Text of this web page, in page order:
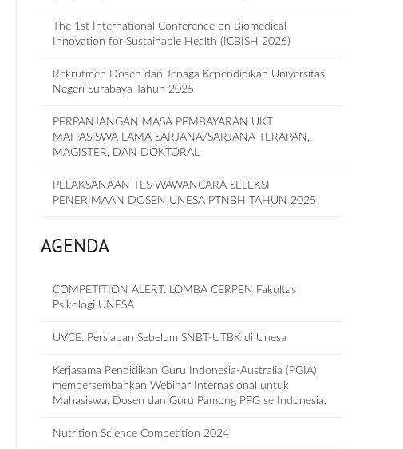
The 1st International Conference on Biomedical
Innovation for Sustainable Health (ICBISH 2026)
Rekrutmen Dosen dan Tenaga Kependidikan Universitas
Negeri Surabaya Tahun 2025
PERPANJANGAN MASA PEMBAYARAN UKT
MAHASISWA LAMA SARJANA/SARJANA TERAPAN,
MAGISTER, DAN DOKTORAL
PELAKSANAAN TES WAWANCARA SELEKSI
PENERIMAAN DOSEN UNESA PTNBH TAHUN 2025
AGENDA
COMPETITION ALERT: LOMBA CERPEN Fakultas
Psikologi UNESA
UVCE: Persiapan Sebelum SNBT-UTBK di Unesa
Kerjasama Pendidikan Guru Indonesia-Australia (PGIA)
mempersembahkan Webinar Internasional untuk
Mahasiswa, Dosen dan Guru Pamong PPG se Indonesia.
Nutrition Science Competition 2024